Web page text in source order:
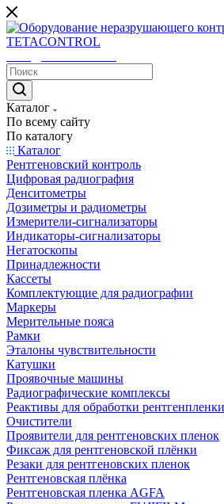
Каталог
По всему сайту
По каталогу
Каталог
Рентгеновский контроль
Цифровая радиография
Денситометры
Дозиметры и радиометры
Измерители-сигнализаторы
Индикаторы-сигнализаторы
Негатоскопы
Принадлежности
Кассеты
Комплектующие для радиографии
Маркеры
Мерительные пояса
Рамки
Эталоны чувствительности
Катушки
Проявочные машины
Радиографические комплексы
Реактивы для обработки рентгенпленки
Очистители
Проявители для рентгеновских пленок
Фиксаж для рентгеновской плёнки
Резаки для рентгеновских пленок
Рентгеновская плёнка
Рентгеновская пленка AGFA